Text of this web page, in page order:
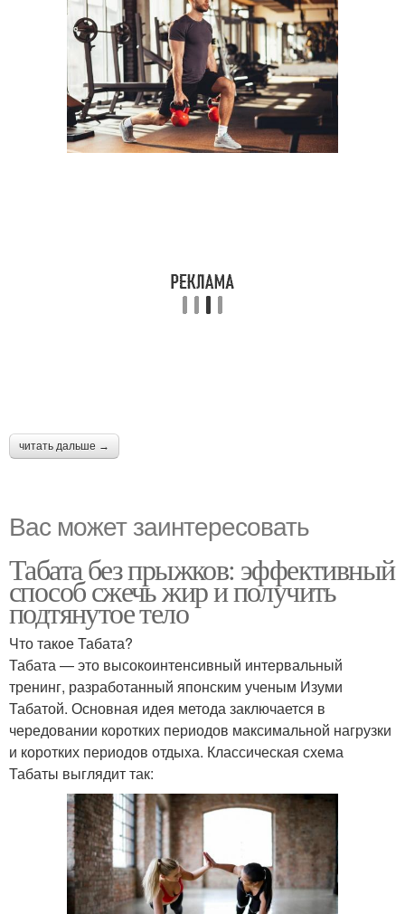
читать дальше →
Вас может заинтересовать
Табата без прыжков: эффективный
способ сжечь жир и получить
подтянутое тело
Что такое Табата?
Табата — это высокоинтенсивный интервальный
тренинг, разработанный японским ученым Изуми
Табатой. Основная идея метода заключается в
чередовании коротких периодов максимальной нагрузки
и коротких периодов отдыха. Классическая схема
Табаты выглядит так: